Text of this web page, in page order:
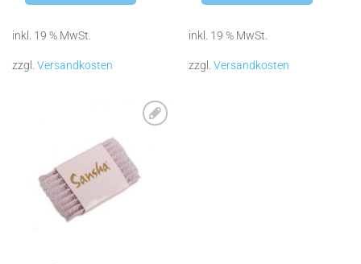
inkl. 19 % MwSt.
zzgl. Versandkosten
inkl. 19 % MwSt.
zzgl. Versandkosten
Wunschliste
hinzufügen